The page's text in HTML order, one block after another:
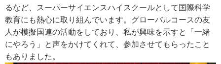
るなど、スーパーサイエンスハイスクールとして国際科学
教育にも熱心に取り組んでいます。グローバルコースの友
人が模擬国連の活動をしており、私が興味を示すと「一緒
にやろう」と声をかけてくれて、参加させてもらったこと
もありました。